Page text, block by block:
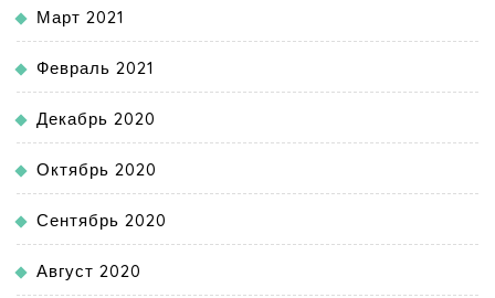
Март 2021
Февраль 2021
Декабрь 2020
Октябрь 2020
Сентябрь 2020
Август 2020